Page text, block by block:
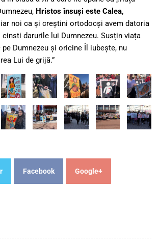
Hristos însuși este Calea,
iar noi ca și creștini ortodocși avem datoria
cinsti darurile lui Dumnezeu. Susțin viața
Dumnezeu și oricine Îl iubește, nu
Lui de grijă.”
Facebook Google+